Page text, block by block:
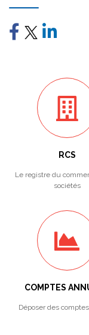
RCS
Le registre du
sociétés
COMPTES
Déposer des